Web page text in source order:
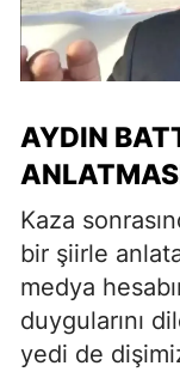
AYDIN
Kaza
bir şiirle
medya
duygularını
yedi de